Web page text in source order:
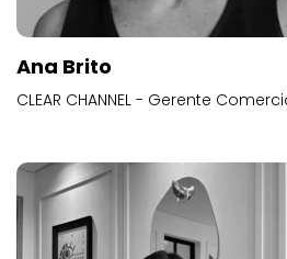
Ana Brito
CLEAR CHANNEL - Gerente